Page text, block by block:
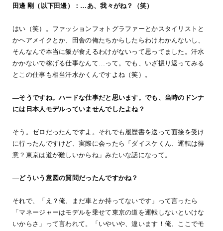
田邊 剛（以下田邊）：…あ、我々がね？（笑）
はい（笑）。ファッションフォトグラファーとかスタイリストと
かヘアメイクとか、田舎の俺たちからしたらわけわかんないし、
そんなんで本当に飯が食えるわけがないって思ってました。汗水
かかないで稼げる仕事なんて…って。でも、いざ振り返ってみる
とこの仕事も相当汗水かくんですよね（笑）。
―そうですね。ハードな仕事だと思います。でも、当時のドンナ
には日本人モデルっていませんでしたよね？
そう。ゼロだったんですよ。それでも履歴書を送って面接を受け
に行ったんですけど、実際に会ったら「ダイスケくん、運転は得
意？東京は道が難しいからね」みたいな話になって。
―どういう意図の質問だったんですかね？
それで、「え？俺、まだ車とか持ってないです」って言ったら
「マネージャーはモデルを乗せて東京の道を運転しないといけな
いからさ」って言われて。「いやいや、違います！俺、ここでモ